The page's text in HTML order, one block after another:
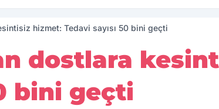
hizmet: Tedavi sayısı 50 bini geçti
dostlara
bini geçti